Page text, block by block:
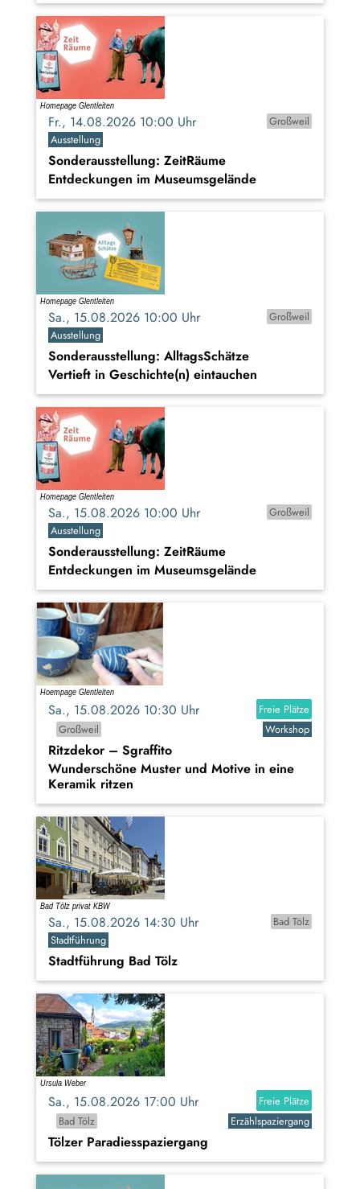
Fr., 14.08.2026 10:00 Uhr
Großweil
Ausstellung
Sonderausstellung: ZeitRäume
Entdeckungen im Museumsgelände
Sa., 15.08.2026 10:00 Uhr
Großweil
Ausstellung
Sonderausstellung: AlltagsSchätze
Vertieft in Geschichte(n) eintauchen
Sa., 15.08.2026 10:00 Uhr
Großweil
Ausstellung
Sonderausstellung: ZeitRäume
Entdeckungen im Museumsgelände
Sa., 15.08.2026 10:30 Uhr
Freie Plätze
Großweil
Workshop
Ritzdekor – Sgraffito
Wunderschöne Muster und Motive in eine
Keramik ritzen
Sa., 15.08.2026 14:30 Uhr
Bad Tölz
Stadtführung
Stadtführung Bad Tölz
Sa., 15.08.2026 17:00 Uhr
Freie Plätze
Bad Tölz
Erzählspaziergang
Tölzer Paradiesspaziergang